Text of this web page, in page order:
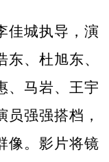
城执导，演
、杜旭东、
、马岩、王宇
强强搭档，
像。影片将镜